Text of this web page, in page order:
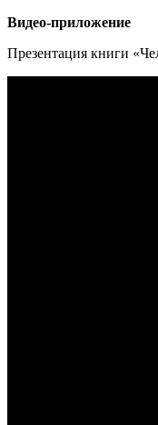
Видео-приложение
Презентация книги